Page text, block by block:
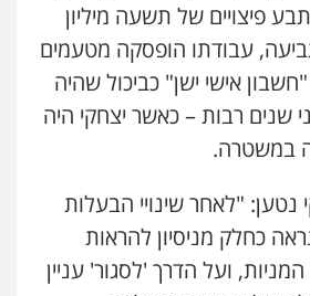
פיצויים של תשעה מיליון
עבודתו הופסקה מטעמים
אישי ישן" כביכול שהיה
שנים רבות – כאשר יצחקי היה
במשטרה.
"לאחר שינויי הבעלות
כחלק מניסיון להראות
ועל הדרך 'לסגור' עניין